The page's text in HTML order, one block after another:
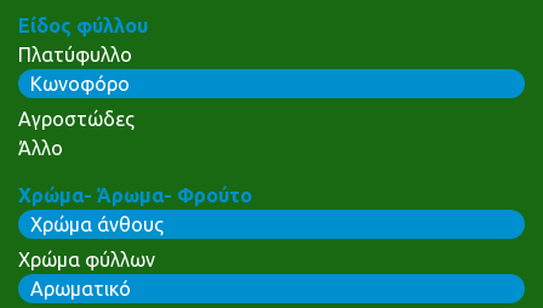
Είδος φύλλου
Πλατύφυλλο
Κωνοφόρο
Αγροστώδες
Άλλο
Χρώμα- Άρωμα- Φρούτο
Χρώμα άνθους
Χρώμα φύλλων
Αρωματικό